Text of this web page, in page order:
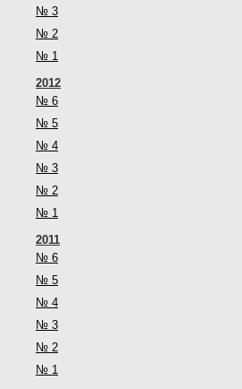
№ 3
№ 2
№ 1
2012
№ 6
№ 5
№ 4
№ 3
№ 2
№ 1
2011
№ 6
№ 5
№ 4
№ 3
№ 2
№ 1